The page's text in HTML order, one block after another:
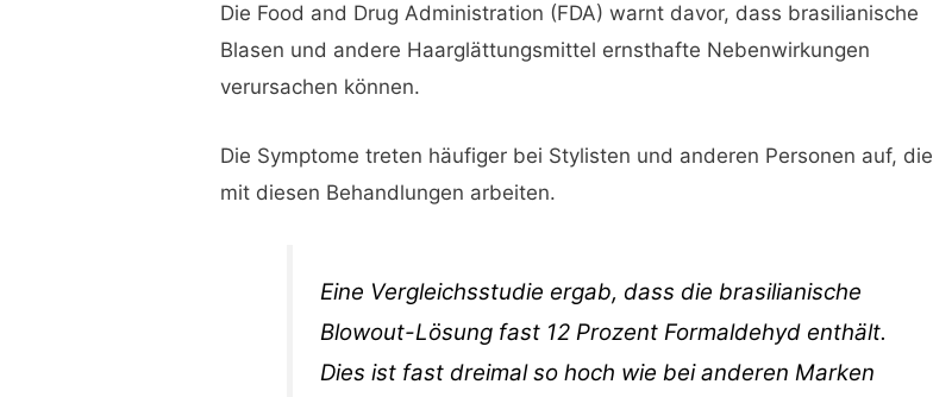
Die Food and Drug Administration (FDA) warnt davor, dass brasilianische
Blasen und andere Haarglättungsmittel ernsthafte Nebenwirkungen
verursachen können.
Die Symptome treten häufiger bei Stylisten und anderen Personen auf, die
mit diesen Behandlungen arbeiten.
Eine Vergleichsstudie ergab, dass die brasilianische
Blowout-Lösung fast 12 Prozent Formaldehyd enthält.
Dies ist fast dreimal so hoch wie bei anderen Marken